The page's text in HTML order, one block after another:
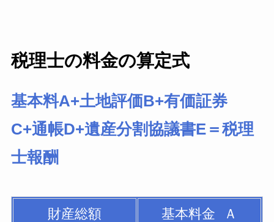
税理士の料金の算定式
基本料A+土地評価B+有価証券
C+通帳D+遺産分割協議書E＝税理
士報酬
財産総額 基本料金 Ａ